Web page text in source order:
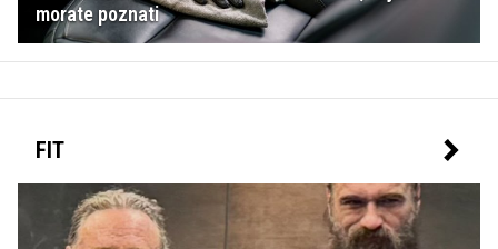
morate poznati
FIT